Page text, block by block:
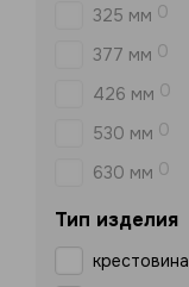
325 мм 0
377 мм 0
426 мм 0
530 мм 0
630 мм 0
Тип изделия
крестовина